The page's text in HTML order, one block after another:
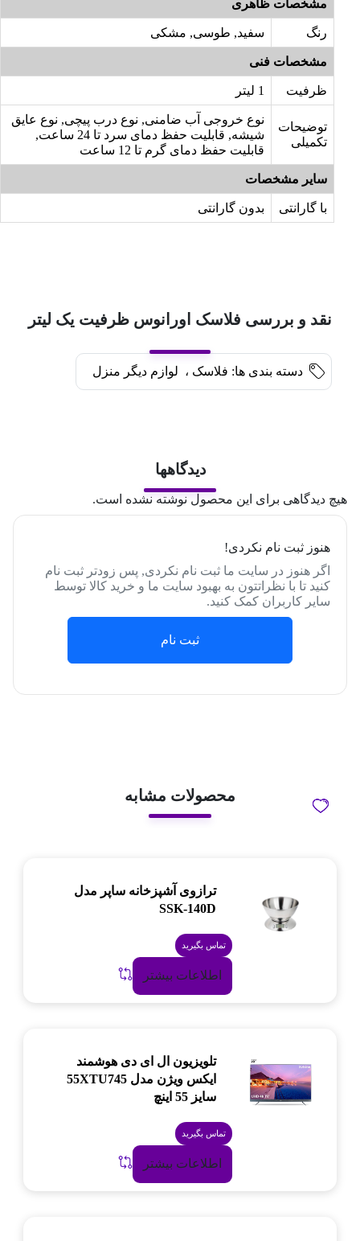
مشخصات ظاهری
رنگ سفید, طوسی, مشکی
مشخصات فنی
ظرفیت
توضیحات
تکمیلی
نوع خروجی آب ضامنی, نوع درب پیچی, نوع عایق
شیشه, قابلیت حفظ دمای سرد تا 24 ساعت,
قابلیت حفظ دمای گرم تا 12 ساعت
سایر مشخصات
با گارانتی بدون گارانتی
نقد و بررسی فلاسک اورانوس ظرفیت یک لیتر
دسته بندی ها: فلاسک ، لوازم دیگر منزل
دیدگاهها
هیچ دیدگاهی برای این محصول نوشته نشده است.
هنوز ثبت نام نکردی!
اگر هنوز در سایت ما ثبت نام نکردی, پس زودتر ثبت نام
کنید تا با نظراتتون به بهبود سایت ما و خرید کالا توسط
سایر کاربران کمک کنید.
ثبت نام
محصولات مشابه
ترازوی آشپزخانه ساپر مدل
SSK-140D
تماس بگیرید
اطلاعات بیشتر
تلویزیون ال ای دی هوشمند
ایکس ویژن مدل 55XTU745
سایز 55 اینچ
تماس بگیرید
اطلاعات بیشتر